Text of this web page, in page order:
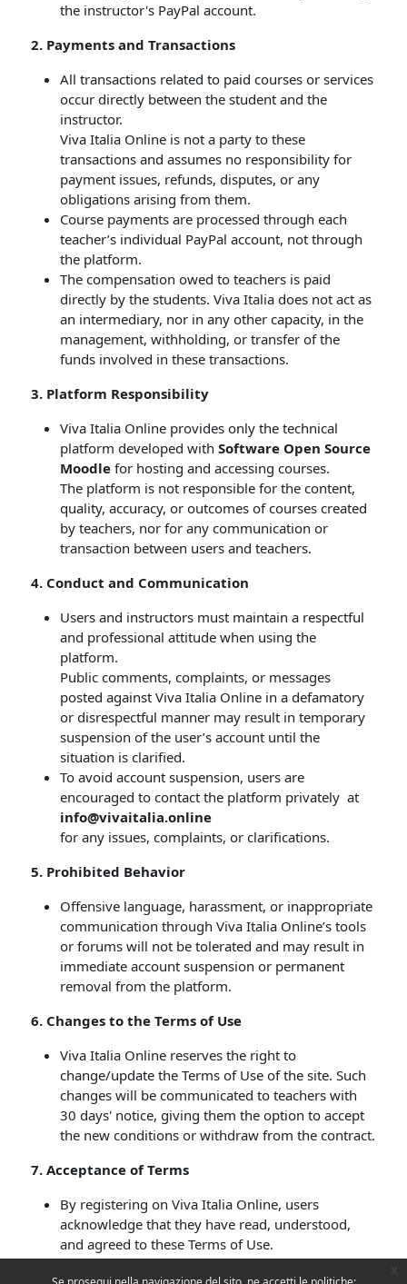
the instructor's PayPal account.
2. Payments and Transactions
All transactions related to paid courses or services
occur directly between the student and the
instructor.
Viva Italia Online is not a party to these
transactions and assumes no responsibility for
payment issues, refunds, disputes, or any
obligations arising from them.
Course payments are processed through each
teacher’s individual PayPal account, not through
the platform.
The compensation owed to teachers is paid
directly by the students. Viva Italia does not act as
an intermediary, nor in any other capacity, in the
management, withholding, or transfer of the
funds involved in these transactions.
3. Platform Responsibility
Viva Italia Online provides only the technical
platform developed withSoftware Open Source
Moodlefor hosting and accessing courses.
The platform is not responsible for the content,
quality, accuracy, or outcomes of courses created
by teachers, nor for any communication or
transaction between users and teachers.
4. Conduct and Communication
Users and instructors must maintain a respectful
and professional attitude when using the
platform.
Public comments, complaints, or messages
posted against Viva Italia Online in a defamatory
or disrespectful manner may result in temporary
suspension of the user’s account until the
situation is clarified.
To avoid account suspension, users are
encouraged to contact the platform privately at
info@vivaitalia.online
for any issues, complaints, or clarifications.
5. Prohibited Behavior
Offensive language, harassment, or inappropriate
communication through Viva Italia Online’s tools
or forums will not be tolerated and may result in
immediate account suspension or permanent
removal from the platform.
6. Changes to the Terms of Use
Viva Italia Online reserves the right to
change/update the Terms of Use of the site. Such
changes will be communicated to teachers with
30 days' notice, giving them the option to accept
the new conditions or withdraw from the contract.
7. Acceptance of Terms
By registering on Viva Italia Online, users
acknowledge that they have read, understood,
and agreed to these Terms of Use.